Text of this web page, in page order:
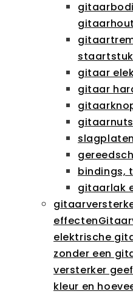
gitaarhout
gitaar
gitaar
bindings,
gitaarlak
effecten
elektrische
zonder een
versterker
kleur en